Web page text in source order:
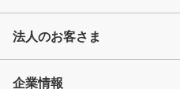
法人のお客さま
企業情報